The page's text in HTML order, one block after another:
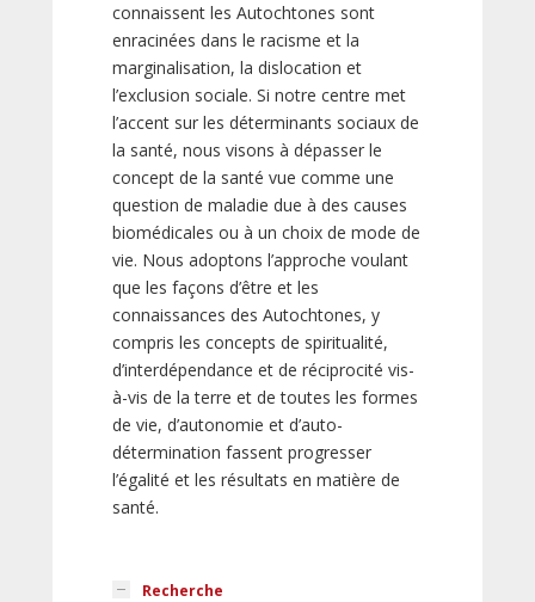
connaissent les Autochtones sont
enracinées dans le racisme et la
marginalisation, la dislocation et
l’exclusion sociale. Si notre centre met
l’accent sur les déterminants sociaux de
la santé, nous visons à dépasser le
concept de la santé vue comme une
question de maladie due à des causes
biomédicales ou à un choix de mode de
vie. Nous adoptons l’approche voulant
que les façons d’être et les
connaissances des Autochtones, y
compris les concepts de spiritualité,
d’interdépendance et de réciprocité vis-
à-vis de la terre et de toutes les formes
de vie, d’autonomie et d’auto-
détermination fassent progresser
l’égalité et les résultats en matière de
santé.
Recherche